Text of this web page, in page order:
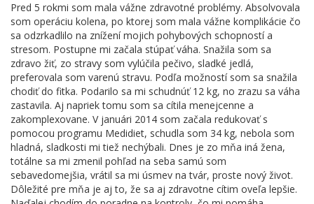
Pred 5 rokmi som mala vážne zdravotné problémy. Absolvovala
som operáciu kolena, po ktorej som mala vážne komplikácie čo
sa odzrkadlilo na znížení mojich pohybových schopností a
stresom. Postupne mi začala stúpať váha. Snažila som sa
zdravo žiť, zo stravy som vylúčila pečivo, sladké jedlá,
preferovala som varenú stravu. Podľa možností som sa snažila
chodiť do fitka. Podarilo sa mi schudnúť 12 kg, no zrazu sa váha
zastavila. Aj napriek tomu som sa cítila menejcenne a
zakomplexovane. V januári 2014 som začala redukovať s
pomocou programu Medidiet, schudla som 34 kg, nebola som
hladná, sladkosti mi tiež nechýbali. Dnes je zo mňa iná žena,
totálne sa mi zmenil pohľad na seba samú som
sebavedomejšia, vrátil sa mi úsmev na tvár, proste nový život.
Dôležité pre mňa je aj to, že sa aj zdravotne cítim oveľa lepšie.